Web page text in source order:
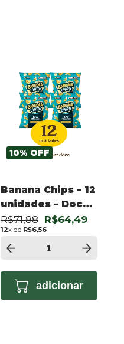
10% OFF
Banana Chips – 12
unidades – Doce
50g
R$71,88 R$64,49
12x de R$6,56
adicionar